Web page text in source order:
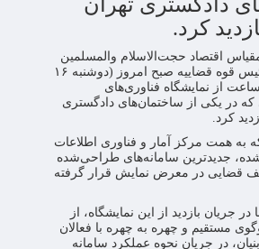
کرد.
اقتصاد حجت‌الاسلام والمسلمین
محسنی اژه‌ای؛ رئیس قوه قضاییه صبح امروز (دوشنبه ۱۶
بهمن) به مدت ۳ ساعت از نمایشگاه فناوری‌های
که در یکی از ساختمان‌های دادگستری
کرد.
به همت مرکز آمار و فناوری اطلاعات
شده، جدیدترین سامانه‌های طراحی‌شده
قضایی در معرض نمایش قرار گرفته
جریان بازدید از این نمایشگاه، از
مستقیم و چهره به چهره با فعالان
در جریان نحوه عملکرد سامانه